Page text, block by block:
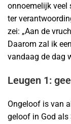
onnoemelijk veel
ter
zei: „Aan de
Daarom zal ik
vandaag de dag
Leugen 1:
Ongeloof is van
geloof in God als